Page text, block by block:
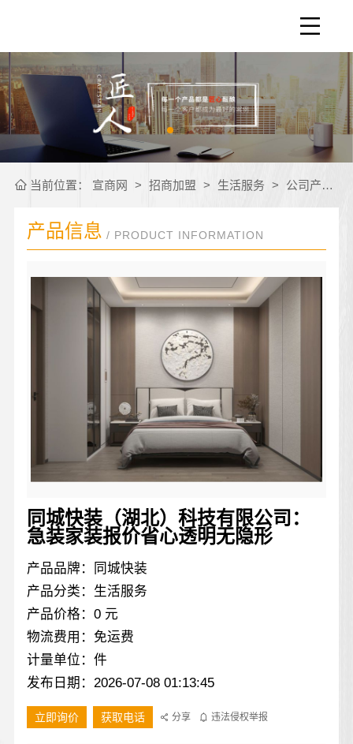
当前位置： 宣商网 > 招商加盟 > 生活服务 > 公司产品
产品信息 / PRODUCT INFORMATION
同城快装（湖北）科技有限公司：
急装家装报价省心透明无隐形
产品品牌：同城快装
产品分类：生活服务
产品价格：0 元
物流费用：免运费
计量单位：件
发布日期：2026-07-08 01:13:45
立即询价 获取电话 分享 违法侵权举报